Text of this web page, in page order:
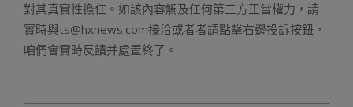
對其真實性擔任。如該內容觸及任何第三方正當權力，請
實時與ts@hxnews.com接洽或者者請點擊右邊投訴按鈕，
咱們會實時反饋并處置終了。